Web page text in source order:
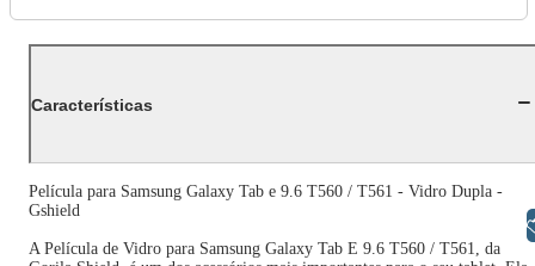
Características
Película para Samsung Galaxy Tab e 9.6 T560 / T561 - Vidro Dupla -
Gshield
A Película de Vidro para Samsung Galaxy Tab E 9.6 T560 / T561, da